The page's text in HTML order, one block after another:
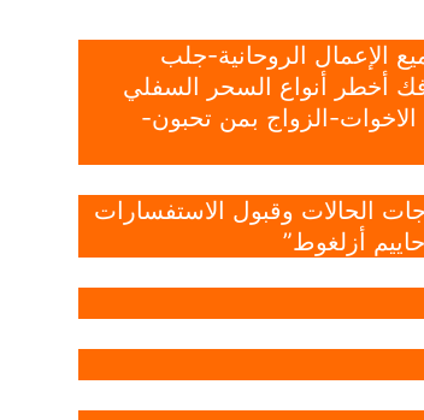
الإعمال الروحانية-جلب
أخطر أنواع السحر السفلي
الزواج بمن تحبون-
الحالات وقبول الاستفسارات
أزلغوط”